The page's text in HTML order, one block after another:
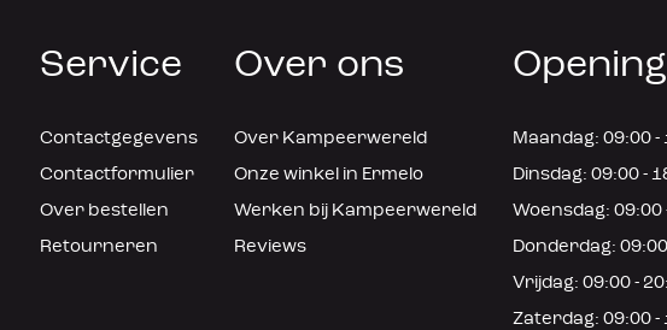
Service
Contactgegevens
Contactformulier
Over bestellen
Retourneren
Over ons
Over Kampeerwereld
Onze winkel in Ermelo
Werken bij Kampeerwereld
Reviews
Maandag: 09:00 -
Dinsdag: 09:00 -
Woensdag: 09:00
Donderdag:
Vrijdag: 09:00 -
Zaterdag: 09:00 -